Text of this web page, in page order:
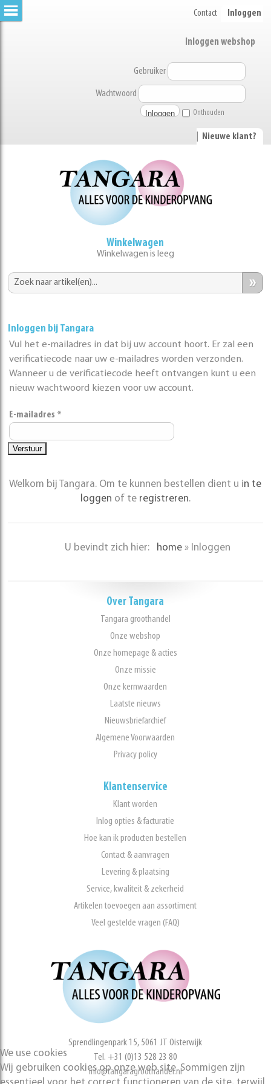
Contact Inloggen
Inloggen webshop
Gebruiker
Wachtwoord
Onthouden
Nieuwe klant?
Winkelwagen
Winkelwagen is leeg
»
Inloggen bij Tangara
Vul het e-mailadres in dat bij uw account hoort. Er zal een
verificatiecode naar uw e-mailadres worden verzonden.
Wanneer u de verificatiecode heeft ontvangen kunt u een
nieuw wachtwoord kiezen voor uw account.
E-mailadres *
Verstuur
Welkom bij Tangara. Om te kunnen bestellen dient u in te
loggen of te registreren.
U bevindt zich hier: home » Inloggen
Over Tangara
Tangara groothandel
Onze webshop
Onze homepage & acties
Onze missie
Onze kernwaarden
Laatste nieuws
Nieuwsbriefarchief
Algemene Voorwaarden
Privacy policy
Klantenservice
Klant worden
Inlog opties & facturatie
Hoe kan ik producten bestellen
Contact & aanvragen
Levering & plaatsing
Service, kwaliteit & zekerheid
Artikelen toevoegen aan assortiment
Veel gestelde vragen (FAQ)
Sprendlingenpark 15, 5061 JT Oisterwijk
Tel. +31 (0)13 528 23 80
info@tangaragroothandel.nl
We use cookies
Wij gebruiken cookies op onze web site. Sommigen zijn